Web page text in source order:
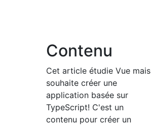
Contenu
Cet article étudie Vue mais
souhaite créer une
application basée sur
TypeScript! C'est un
contenu pour créer un